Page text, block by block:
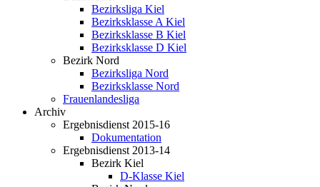
Bezirksliga Kiel
Bezirksklasse A Kiel
Bezirksklasse B Kiel
Bezirksklasse D Kiel
Bezirk Nord
Bezirksliga Nord
Bezirksklasse Nord
Frauenlandesliga
Archiv
Ergebnisdienst 2015-16
Dokumentation
Ergebnisdienst 2013-14
Bezirk Kiel
D-Klasse Kiel